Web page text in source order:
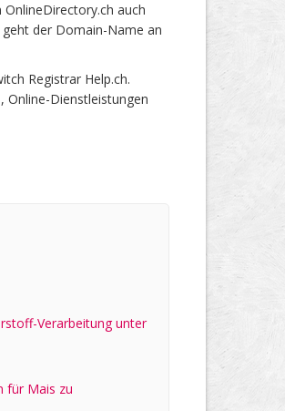
auch
der Domain-Name an
Registrar Help.ch.
Online-Dienstleistungen
Verarbeitung unter
für Mais zu